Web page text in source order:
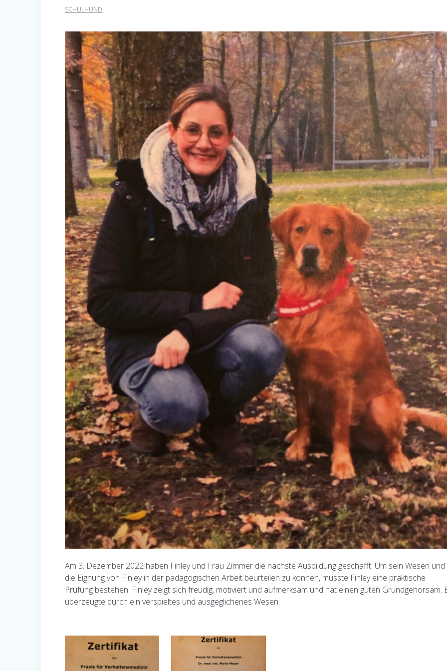
SCHULHUND
Am 3. Dezember 2022 haben Finley und Frau Zimmer die nächste Ausbildung geschafft. Um sein Wesen und
die Eignung von Finley in der pädagogischen Arbeit beurteilen zu können, musste Finley eine praktische
Prüfung bestehen. Finley zeigt sich freudig, motiviert und aufmerksam und hat einen guten Grundgehorsam.
überzeugte durch ein verspieltes und ausgeglichenes Wesen.